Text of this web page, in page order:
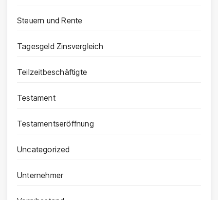
Steuern und Rente
Tagesgeld Zinsvergleich
Teilzeitbeschäftigte
Testament
Testamentseröffnung
Uncategorized
Unternehmer